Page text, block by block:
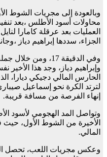
وبالعودة إلى مجريات الشوط
محاولات أسود الأطلس ،بعد
العمليات بعد عرقلة كامارا
الجزاء، سددها إبراهيم دياز
وفي الدقيقة 17،
وإبراهيم دياز، وجد هذا
الحارس المالي دجيكي ديارا،
لترتد الكرة نحو إسماعيل
إنهاء الفرصة من مسافة قريبة.
وتواصل المد الهجومي لأسود
الأخيرة من الشوط الأول،
المالي.
وعكس مجريات اللعب، تحصل